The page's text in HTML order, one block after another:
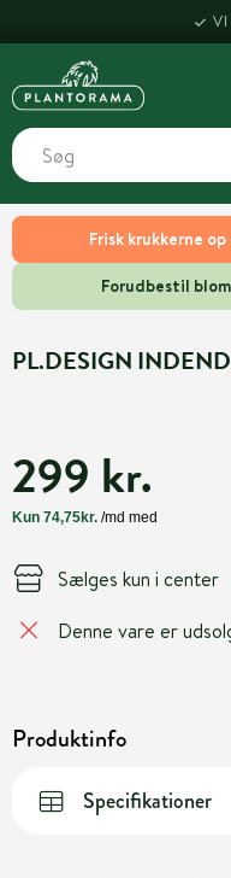
Frisk krukkerne
Forudbestil
PL.DESIGN
299 kr.
Sælges kun i center
Denne vare er
Produktinfo
Specifikationer